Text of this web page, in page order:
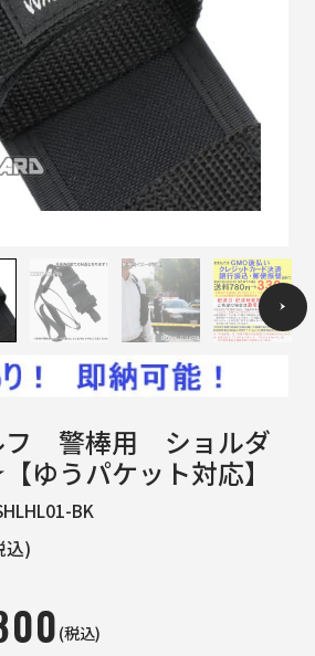
フ 警棒用 ショルダ
ゆうパケット対応】
BK
込)
(税込)